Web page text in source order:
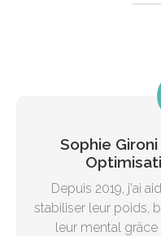
Sophie
Depuis 2019, j'ai
stabiliser leur poids,
leur mental